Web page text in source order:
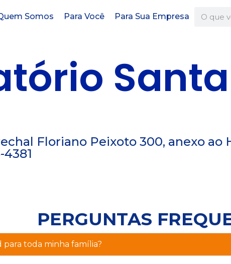
Somos Para Você Para Sua Empresa
Floriano Peixoto 300, anexo ao
4381
PERGUNTAS
para toda minha família?